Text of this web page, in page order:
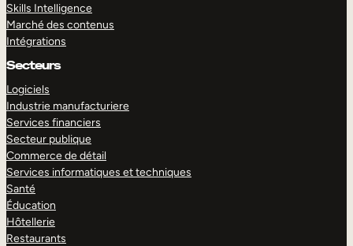
Skills Intelligence
Marché des contenus
Intégrations
Secteurs
Logiciels
Industrie manufacturiere
Services financiers
Secteur publique
Commerce de détail
Services informatiques et techniques
Santé
Éducation
Hôtellerie
Restaurants